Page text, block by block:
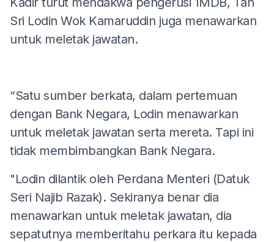
Sri Lodin Wok Kamaruddin juga menawarkan
untuk meletak jawatan.
“Satu sumber berkata, dalam pertemuan
dengan Bank Negara, Lodin menawarkan
untuk meletak jawatan serta mereta. Tapi ini
tidak membimbangkan Bank Negara.
"Lodin dilantik oleh Perdana Menteri (Datuk
Seri Najib Razak). Sekiranya benar dia
menawarkan untuk meletak jawatan, dia
sepatutnya memberitahu perkara itu kepada